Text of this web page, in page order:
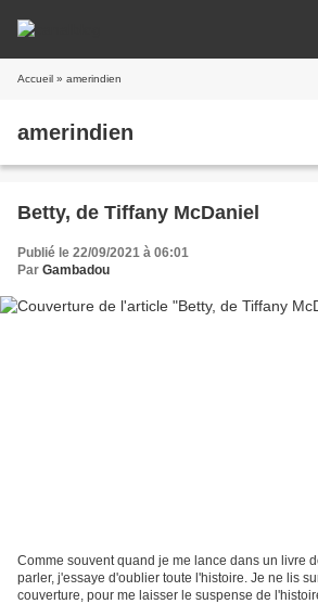
Accueil » amerindien
amerindien
Betty, de Tiffany McDaniel
Publié le 22/09/2021 à 06:01
Par Gambadou
Comme souvent quand je me lance dans un livre
parler, j'essaye d'oublier toute l'histoire. Je ne lis
couverture, pour me laisser le suspense de